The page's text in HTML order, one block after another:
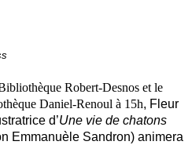
Robert-Desnos et le
Daniel-Renoul à 15h, Fleur
d’Une vie de chatons
Emmanuèle Sandron) animera